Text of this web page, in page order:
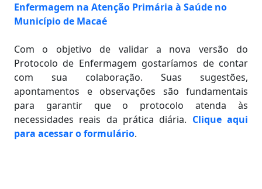
Enfermagem na Atenção Primária à Saúde no
Município de Macaé
Com o objetivo de validar a nova versão do
Protocolo de Enfermagem gostaríamos de contar
com sua colaboração. Suas sugestões,
apontamentos e observações são fundamentais
para garantir que o protocolo atenda às
necessidades reais da prática diária. Clique aqui
para acessar o formulário.